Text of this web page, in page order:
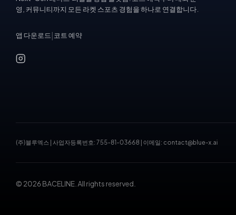
영, 커뮤니티까지 모든 라켓 스포츠 경험을 하나로 연결합니다.
앱 다운로드 코트 예약
(주)블루엑스 사업자등록번호: 755-81-03668 이메일: contact@blue-x.ai
© 2026 BACELINE. All rights reserved.